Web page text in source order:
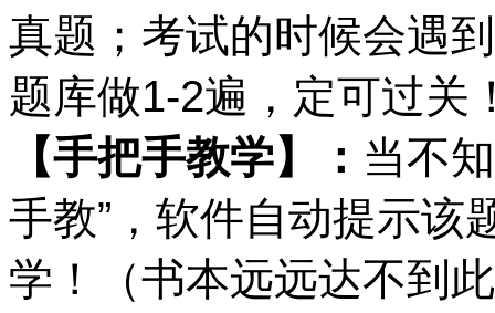
真题；考试的时候会遇
题库做1-2遍，定可过关
【手把手教学】： 当不
手教”，软件自动提示该
学！（书本远远达不到